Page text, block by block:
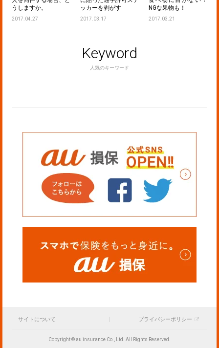
うしますか。
2017.04.27
ッカーを剥がす
2017.03.17
NGな果物も！
2017.03.21
Keyword
人気のキーワード
サイトについて プライバシーポリシー
Copyright © au insurance Co., Ltd. All Rights Reserved.